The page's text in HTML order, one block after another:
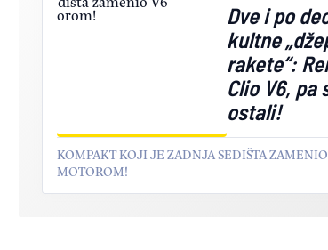
Dve i po
kultne
rakete“:
Clio V6, pa
ostali!
KOMPAKT KOJI JE ZADNJA SEDIŠTA
MOTOROM!